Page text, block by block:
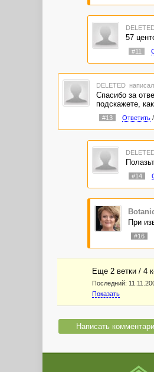
57
#11
DELETED
Спасибо за
подскажете,
#13 Ответить/
#14
При
#16
Еще 2 ветки / 4
Последний:
Показать
Написать